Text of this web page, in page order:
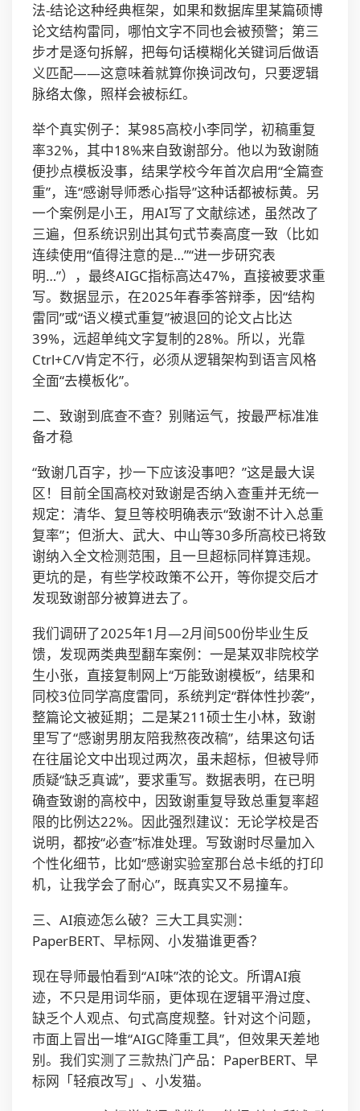
法-结论这种经典框架，如果和数据库里某篇硕博
论文结构雷同，哪怕文字不同也会被预警；第三
步才是逐句拆解，把每句话模糊化关键词后做语
义匹配——这意味着就算你换词改句，只要逻辑
脉络太像，照样会被标红。
举个真实例子：某985高校小李同学，初稿重复
率32%，其中18%来自致谢部分。他以为致谢随
便抄点模板没事，结果学校今年首次启用“全篇查
重”，连“感谢导师悉心指导”这种话都被标黄。另
一个案例是小王，用AI写了文献综述，虽然改了
三遍，但系统识别出其句式节奏高度一致（比如
连续使用“值得注意的是…”“进一步研究表
明…”），最终AIGC指标高达47%，直接被要求重
写。数据显示，在2025年春季答辩季，因“结构
雷同”或“语义模式重复”被退回的论文占比达
39%，远超单纯文字复制的28%。所以，光靠
Ctrl+C/V肯定不行，必须从逻辑架构到语言风格
全面“去模板化”。
二、致谢到底查不查？别赌运气，按最严标准准
备才稳
“致谢几百字，抄一下应该没事吧？”这是最大误
区！目前全国高校对致谢是否纳入查重并无统一
规定：清华、复旦等校明确表示“致谢不计入总重
复率”；但浙大、武大、中山等30多所高校已将致
谢纳入全文检测范围，且一旦超标同样算违规。
更坑的是，有些学校政策不公开，等你提交后才
发现致谢部分被算进去了。
我们调研了2025年1月—2月间500份毕业生反
馈，发现两类典型翻车案例：一是某双非院校学
生小张，直接复制网上“万能致谢模板”，结果和
同校3位同学高度雷同，系统判定“群体性抄袭”，
整篇论文被延期；二是某211硕士生小林，致谢
里写了“感谢男朋友陪我熬夜改稿”，结果这句话
在往届论文中出现过两次，虽未超标，但被导师
质疑“缺乏真诚”，要求重写。数据表明，在已明
确查致谢的高校中，因致谢重复导致总重复率超
限的比例达22%。因此强烈建议：无论学校是否
说明，都按“必查”标准处理。写致谢时尽量加入
个性化细节，比如“感谢实验室那台总卡纸的打印
机，让我学会了耐心”，既真实又不易撞车。
三、AI痕迹怎么破？三大工具实测：
PaperBERT、早标网、小发猫谁更香？
现在导师最怕看到“AI味”浓的论文。所谓AI痕
迹，不只是用词华丽，更体现在逻辑平滑过度、
缺乏个人观点、句式高度规整。针对这个问题，
市面上冒出一堆“AIGC降重工具”，但效果天差地
别。我们实测了三款热门产品：PaperBERT、早
标网「轻痕改写」、小发猫。